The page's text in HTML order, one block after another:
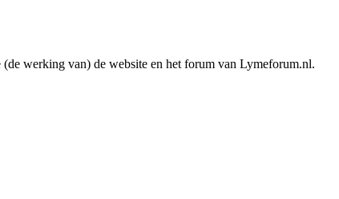
werking van) de website en het forum van Lymeforum.nl.